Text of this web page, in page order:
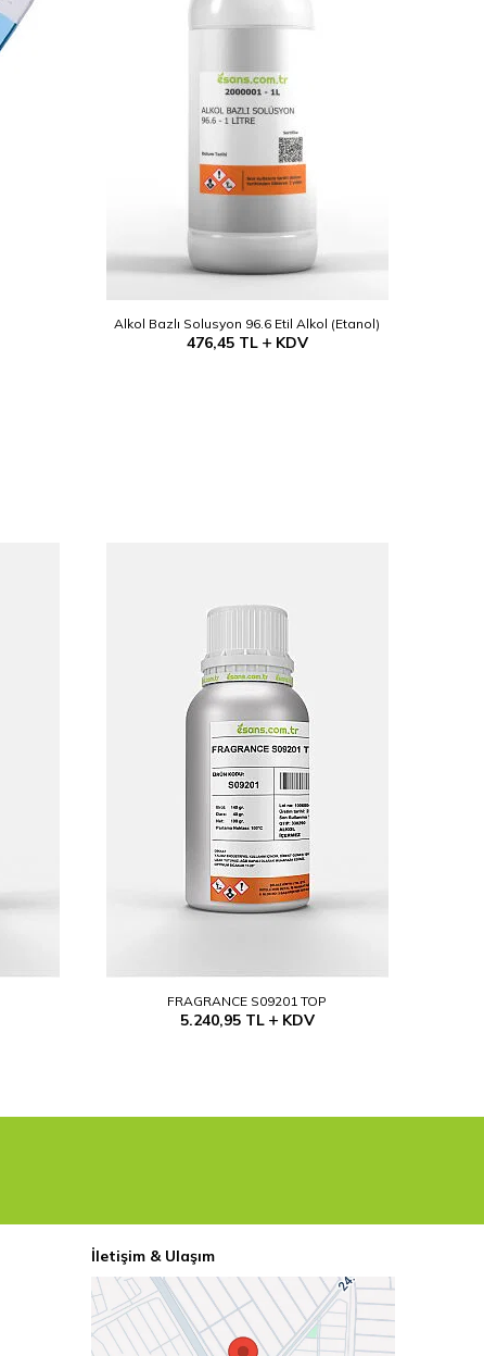
Alkol Bazlı Solusyon 96.6 Etil Alkol (Etanol)
476,45TL KDV
FRAGRANCE S09201 TOP
5.240,95TL KDV
İletişim & Ulaşım